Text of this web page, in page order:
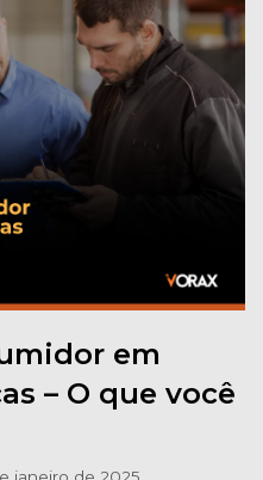
em
– O que você
janeiro de 2025